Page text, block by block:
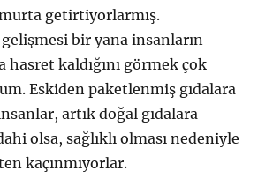
getirtiyorlarmış.
bir yana insanların
hasret kaldığını görmek çok
Eskiden paketlenmiş gıdalara
artık doğal gıdalara
olsa, sağlıklı olması nedeniyle
kaçınmıyorlar.